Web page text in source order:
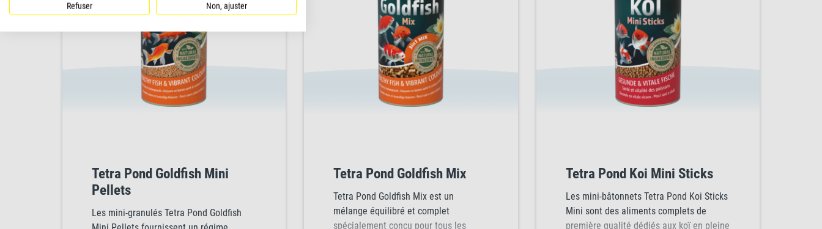
Tetra Pond Goldfish Mini
Pellets
Les mini-granulés Tetra Pond Goldfish
Tetra Pond Goldfish Mix
Tetra Pond Goldfish Mix est un
mélange équilibré et complet
spécialement conçu pour tous les
Tetra Pond Koi Mini Sticks
Les mini-bâtonnets Tetra Pond Koi Sticks
Mini sont des aliments complets de
première qualité dédiés aux koï en pleine
Refuser Non, ajuster